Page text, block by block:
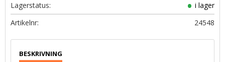
Lagerstatus
i lager
Artikelnr
24548